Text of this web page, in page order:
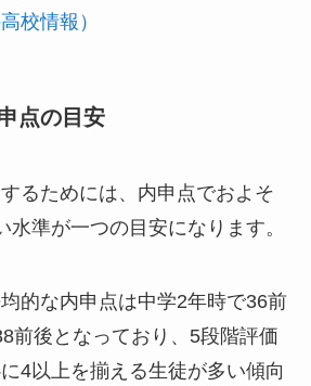
校情報）
点の目安
るためには、内申点でおよそ
水準が一つの目安になります。
的な内申点は中学2年時で36前
前後となっており、5段階評価
4以上を揃える生徒が多い傾向